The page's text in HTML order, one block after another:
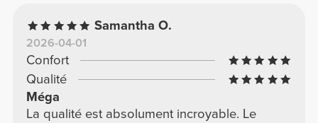
Samantha O.
2026-04-01
Confort
Qualité
Méga
La qualité est absolument incroyable. Le